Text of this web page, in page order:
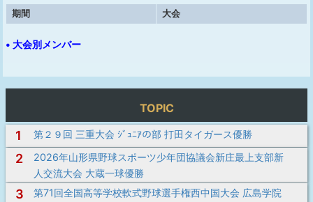
期間
大会
• 大会別メンバー
TOPIC
1 第２９回 三重大会 ｼﾞｭﾆｱの部 打田タイガース優勝
2
2026年山形県野球スポーツ少年団協議会新庄最上支部新
人交流大会 大蔵一球優勝
3
第71回全国高等学校軟式野球選手権西中国大会 広島学院